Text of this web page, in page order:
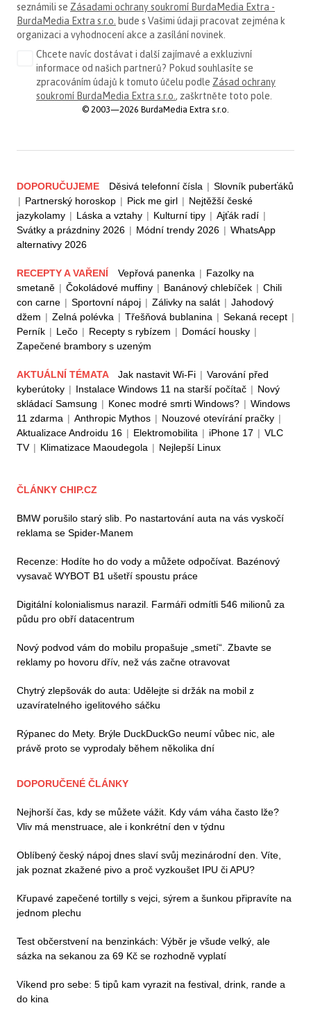
seznámili se Zásadami ochrany soukromí BurdaMedia Extra -
BurdaMedia Extra s.r.o. bude s Vašimi údaji pracovat zejména k
organizaci a vyhodnocení akce a zasílání novinek.
Chcete navíc dostávat i další zajímavé a exkluzivní
informace od našich partnerů? Pokud souhlasíte se
zpracováním údajů k tomuto účelu podle Zásad ochrany
soukromí BurdaMedia Extra s.r.o. , zaškrtněte toto pole.
© 2003—2026 BurdaMedia Extra s.r.o.
DOPORUČUJEME Děsivá telefonní čísla | Slovník puberťáků
| Partnerský horoskop | Pick me girl | Nejtěžší české
jazykolamy | Láska a vztahy | Kulturní tipy | Ajťák radí |
Svátky a prázdniny 2026 | Módní trendy 2026 | WhatsApp
alternativy 2026
RECEPTY A VAŘENÍ Vepřová panenka | Fazolky na
smetaně | Čokoládové muffiny | Banánový chlebíček | Chili
con carne | Sportovní nápoj | Zálivky na salát | Jahodový
džem | Zelná polévka | Třešňová bublanina | Sekaná recept |
Perník | Lečo | Recepty s rybízem | Domácí housky |
Zapečené brambory s uzeným
AKTUÁLNÍ TÉMATA Jak nastavit Wi-Fi | Varování před
kyberútoky | Instalace Windows 11 na starší počítač | Nový
skládací Samsung | Konec modré smrti Windows? | Windows
11 zdarma | Anthropic Mythos | Nouzové otevírání pračky |
Aktualizace Androidu 16 | Elektromobilita | iPhone 17 | VLC
TV | Klimatizace Maoudegola | Nejlepší Linux
ČLÁNKY CHIP.CZ
BMW porušilo starý slib. Po nastartování auta na vás vyskočí
reklama se Spider-Manem
Recenze: Hodíte ho do vody a můžete odpočívat. Bazénový
vysavač WYBOT B1 ušetří spoustu práce
Digitální kolonialismus narazil. Farmáři odmítli 546 milionů za
půdu pro obří datacentrum
Nový podvod vám do mobilu propašuje „smetí“. Zbavte se
reklamy po hovoru dřív, než vás začne otravovat
Chytrý zlepšovák do auta: Udělejte si držák na mobil z
uzavíratelného igelitového sáčku
Rýpanec do Mety. Brýle DuckDuckGo neumí vůbec nic, ale
právě proto se vyprodaly během několika dní
DOPORUČENÉ ČLÁNKY
Nejhorší čas, kdy se můžete vážit. Kdy vám váha často lže?
Vliv má menstruace, ale i konkrétní den v týdnu
Oblíbený český nápoj dnes slaví svůj mezinárodní den. Víte,
jak poznat zkažené pivo a proč vyzkoušet IPU či APU?
Křupavé zapečené tortilly s vejci, sýrem a šunkou připravíte na
jednom plechu
Test občerstvení na benzinkách: Výběr je všude velký, ale
sázka na sekanou za 69 Kč se rozhodně vyplatí
Víkend pro sebe: 5 tipů kam vyrazit na festival, drink, rande a
do kina